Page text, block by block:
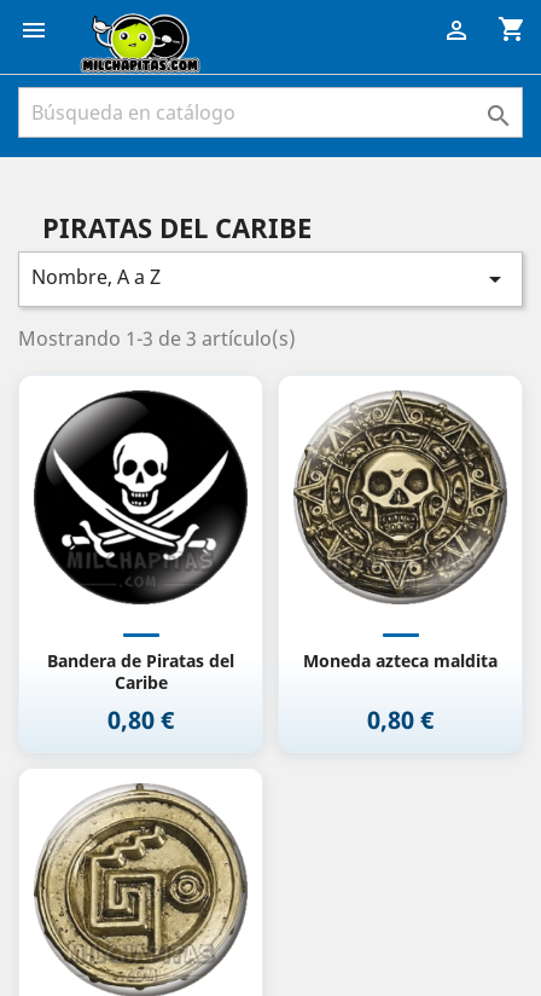
 shopping_cart


PIRATAS DEL CARIBE
Nombre, A a Z 
Mostrando 1-3 de 3 artículo(s)
Bandera de Piratas del
Caribe
Precio
0,80 €
Moneda azteca maldita
Precio
0,80 €